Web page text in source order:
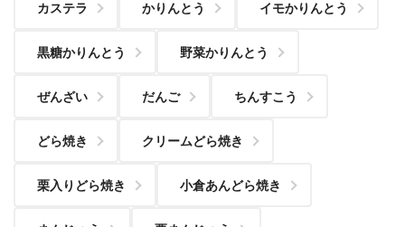
カステラ かりんとう イモかりんとう
黒糖かりんとう 野菜かりんとう
ぜんざい だんご ちんすこう
どら焼き クリームどら焼き
栗入りどら焼き 小倉あんどら焼き